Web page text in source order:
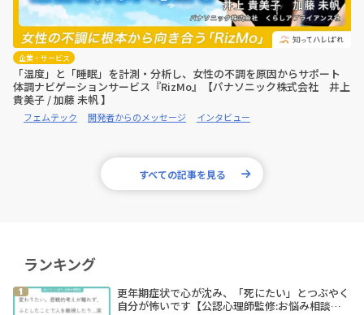
企業・サービス
「温度」と「睡眠」を計測・分析し、女性の不調を原因からサポート
体調ナビゲーションサービス『RizMo』【パナソニック株式会社 井上
貴美子 / 加藤 未帆 】
フェムテック 開発者からのメッセージ インタビュー
すべての記事を見る
ランキング
更年期症状で心が沈み、「死にたい」とつぶやく
自分が怖いです【公認心理師監修:お悩み相談